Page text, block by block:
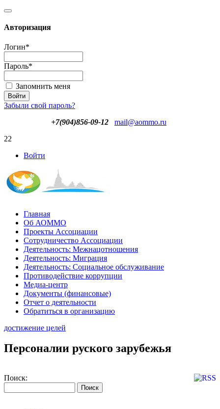
Авторизация
Логин*
Пароль*
Запомнить меня
Забыли свой пароль?
+7(904)856-09-12
mail@aommo.ru
22
Войти
Главная
Об АОММО
Проекты Ассоциации
Сотрудничество Ассоциации
Деятельность: Межнацотношения
Деятельность: Миграция
Деятельность: Социальное обслуживание
Противодействие коррупции
Медиа-центр
Документы (финансовые)
Отчет о деятельности
Обратиться в организацию
достижение целей
Персоналии руского зарубежья
Поиск: